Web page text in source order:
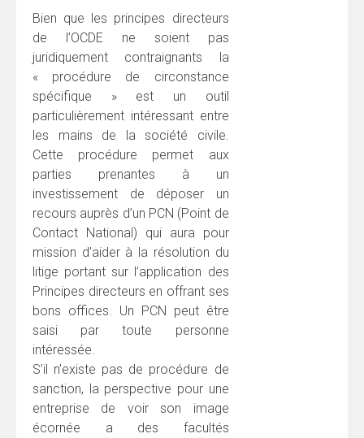
Bien que les principes directeurs
de l’OCDE ne soient pas
juridiquement contraignants la
« procédure de circonstance
spécifique » est un outil
particulièrement intéressant entre
les mains de la société civile.
Cette procédure permet aux
parties prenantes à un
investissement de déposer un
recours auprès d’un PCN (Point de
Contact National) qui aura pour
mission d’aider à la résolution du
litige portant sur l’application des
Principes directeurs en offrant ses
bons offices. Un PCN peut être
saisi par toute personne
intéressée.
S’il n’existe pas de procédure de
sanction, la perspective pour une
entreprise de voir son image
écornée a des facultés